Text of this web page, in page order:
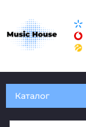
Каталог